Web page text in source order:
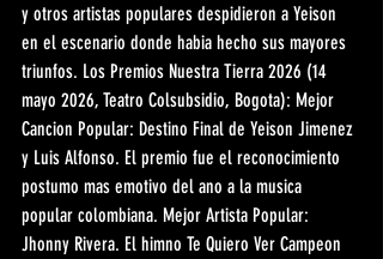
y otros artistas populares despidieron a Yeison
en el escenario donde habia hecho sus mayores
triunfos. Los Premios Nuestra Tierra 2026 (14
mayo 2026, Teatro Colsubsidio, Bogota): Mejor
Cancion Popular: Destino Final de Yeison Jimenez
y Luis Alfonso. El premio fue el reconocimiento
postumo mas emotivo del ano a la musica
popular colombiana. Mejor Artista Popular:
Jhonny Rivera. El himno Te Quiero Ver Campeon